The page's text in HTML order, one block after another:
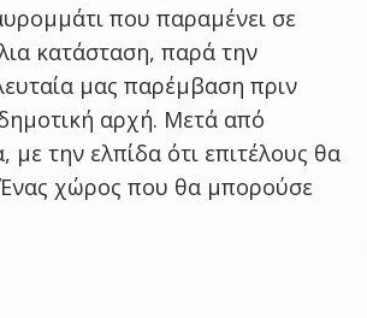
που παραμένει σε
κατάσταση, παρά την
μας παρέμβαση πριν
αρχή. Μετά από
την ελπίδα ότι επιτέλους θα
Ένας χώρος που θα μπορούσε